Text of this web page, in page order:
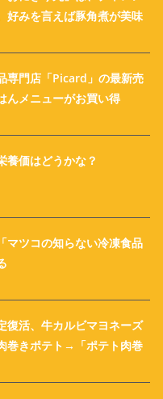
好みを言えば豚角煮が美味
専門店「Picard」の最新売
んメニューがお買い得
養価はどうかな？
マツコの知らない冷凍食品
復活、牛カルビマヨネーズ
巻きポテト→「ポテト肉巻